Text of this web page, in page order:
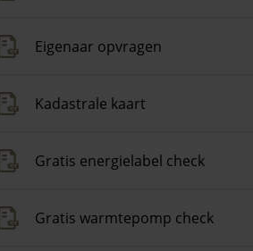
Eigenaar opvragen
Kadastrale kaart
Gratis energielabel check
Gratis warmtepomp check